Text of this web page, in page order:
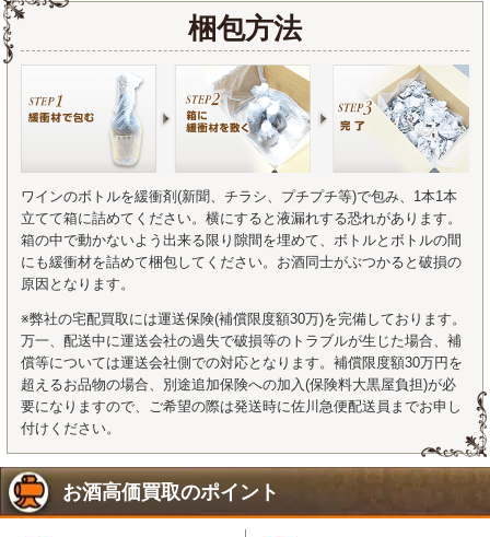
梱包方法
ワインのボトルを緩衝剤(新聞、チラシ、プチプチ等)で包み、1本1本
立てて箱に詰めてください。横にすると液漏れする恐れがあります。
箱の中で動かないよう出来る限り隙間を埋めて、ボトルとボトルの間
にも緩衝材を詰めて梱包してください。お酒同士がぶつかると破損の
原因となります。
※弊社の宅配買取には運送保険(補償限度額30万)を完備しております。
万一、配送中に運送会社の過失で破損等のトラブルが生じた場合、補
償等については運送会社側での対応となります。補償限度額30万円を
超えるお品物の場合、別途追加保険への加入(保険料大黒屋負担)が必
要になりますので、ご希望の際は発送時に佐川急便配送員までお申し
付けください。
お酒高価買取のポイント